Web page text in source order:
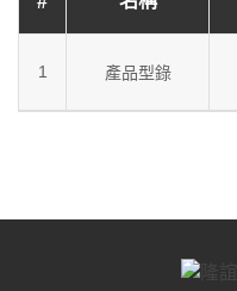
1 產品型錄